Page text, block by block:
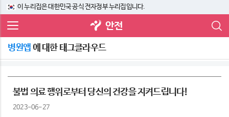
이 누리집은 대한민국 공식 전자정부 누리집입니다.
안전
병원앱 에 대한 태그클라우드
불법 의료 행위로부터 당신의 건강을 지켜드립니다!
2023-06-27